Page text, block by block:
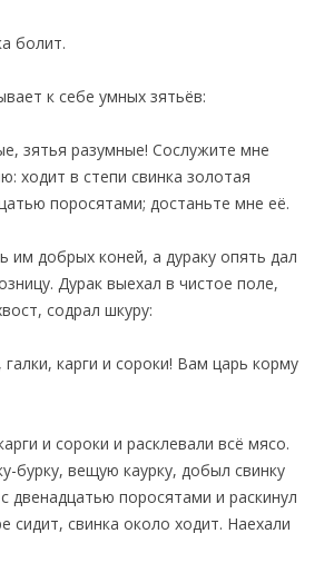
болит.
к себе умных зятьёв:
зятья разумные! Сослужите мне
ходит в степи свинка золотая
поросятами; достаньте мне её.
им добрых коней, а дураку опять дал
Дурак выехал в чистое поле,
содрал шкуру:
карги и сороки! Вам царь корму
и сороки и расклевали всё мясо.
бурку, вещую каурку, добыл свинку
двенадцатью поросятами и раскинул
сидит, свинка около ходит. Наехали